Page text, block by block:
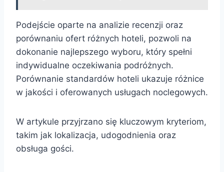
Podejście oparte na analizie recenzji oraz
porównaniu ofert różnych hoteli, pozwoli na
dokonanie najlepszego wyboru, który spełni
indywidualne oczekiwania podróżnych.
Porównanie standardów hoteli ukazuje różnice
w jakości i oferowanych usługach noclegowych.
W artykule przyjrzano się kluczowym kryteriom,
takim jak lokalizacja, udogodnienia oraz
obsługa gości.